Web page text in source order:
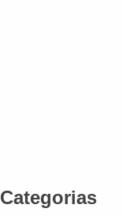
Categorias